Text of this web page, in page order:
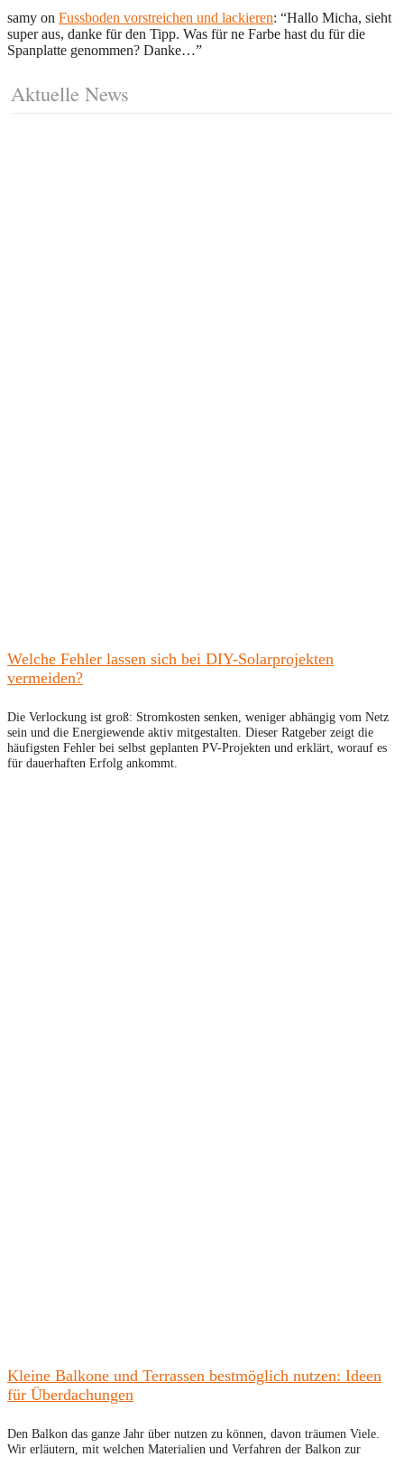
samy on Fussboden vorstreichen und lackieren: “Hallo Micha, sieht
super aus, danke für den Tipp. Was für ne Farbe hast du für die
Spanplatte genommen? Danke…”
Aktuelle News
Welche Fehler lassen sich bei DIY-Solarprojekten
vermeiden?
Die Verlockung ist groß: Stromkosten senken, weniger abhängig vom Netz
sein und die Energiewende aktiv mitgestalten. Dieser Ratgeber zeigt die
häufigsten Fehler bei selbst geplanten PV-Projekten und erklärt, worauf es
für dauerhaften Erfolg ankommt.
Kleine Balkone und Terrassen bestmöglich nutzen: Ideen
für Überdachungen
Den Balkon das ganze Jahr über nutzen zu können, davon träumen Viele.
Wir erläutern, mit welchen Materialien und Verfahren der Balkon zur